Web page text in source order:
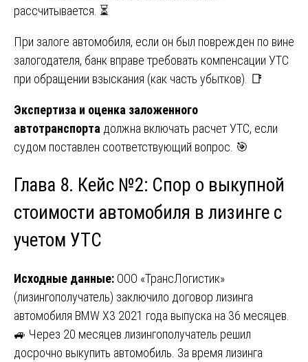
рассчитывается. ⏳
При залоге автомобиля, если он был поврежден по вине
залогодателя, банк вправе требовать компенсации УТС
при обращении взыскания (как часть убытков). 📑
Экспертиза и оценка заложенного
автотранспорта должна включать расчет УТС, если
судом поставлен соответствующий вопрос. 🎯
Глава 8. Кейс №2: Спор о выкупной
стоимости автомобиля в лизинге с
учетом УТС
Исходные данные: ООО «ТрансЛогистик»
(лизингополучатель) заключило договор лизинга
автомобиля BMW X3 2021 года выпуска на 36 месяцев.
🚙 Через 20 месяцев лизингополучатель решил
досрочно выкупить автомобиль. За время лизинга